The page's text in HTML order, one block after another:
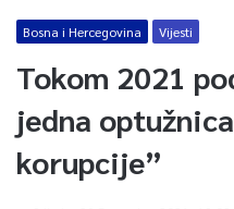
Bosna i Hercegovina Vijesti
Tokom 2021
jedna
korupcije”